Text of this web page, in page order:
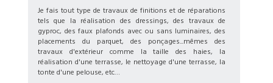
Je fais tout type de travaux de finitions et de réparations
tels que la réalisation des dressings, des travaux de
gyproc, des faux plafonds avec ou sans luminaires, des
placements du parquet, des ponçages...mêmes des
travaux d'extérieur comme la taille des haies, la
réalisation d'une terrasse, le nettoyage d'une terrasse, la
tonte d'une pelouse, etc…